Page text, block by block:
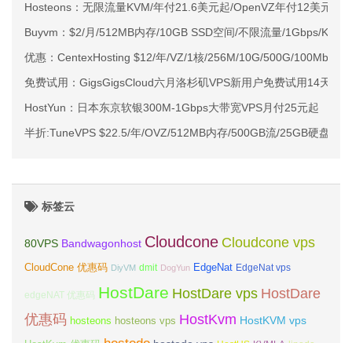
Hosteons：无限流量KVM/年付21.6美元起/OpenVZ年付12美元起/
Buyvm：$2/月/512MB内存/10GB SSD空间/不限流量/1Gbps/
优惠：CentexHosting $12/年/VZ/1核/256M/10G/500G/100Mbps
免费试用：GigsGigsCloud六月洛杉矶VPS新用户免费试用14天活动
HostYun：日本东京软银300M-1Gbps大带宽VPS月付25元起
半折:TuneVPS $22.5/年/OVZ/512MB内存/500GB流/25GB硬盘/洛
标签云
80VPS Bandwagonhost Cloudcone Cloudcone vps
CloudCone 优惠码 DiyVM dmit DogYun EdgeNat EdgeNat vps
edgeNAT 优惠码 HostDare HostDare vps HostDare
优惠码 hosteons hosteons vps HostKvm HostKVM vps